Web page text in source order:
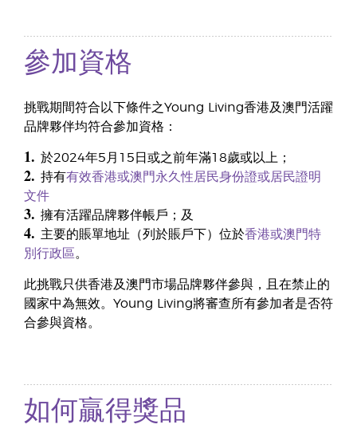
參加資格
挑戰期間符合以下條件之Young Living香港及澳門活躍
品牌夥伴均符合參加資格：
1. 於2024年5月15日或之前年滿18歲或以上；
2. 持有有效香港或澳門永久性居民身份證或居民證明
文件
3. 擁有活躍品牌夥伴帳戶；及
4. 主要的賬單地址（列於賬戶下）位於香港或澳門特
別行政區。
此挑戰只供香港及澳門市場品牌夥伴參與，且在禁止的
國家中為無效。Young Living將審查所有參加者是否符
合參與資格。
如何贏得獎品